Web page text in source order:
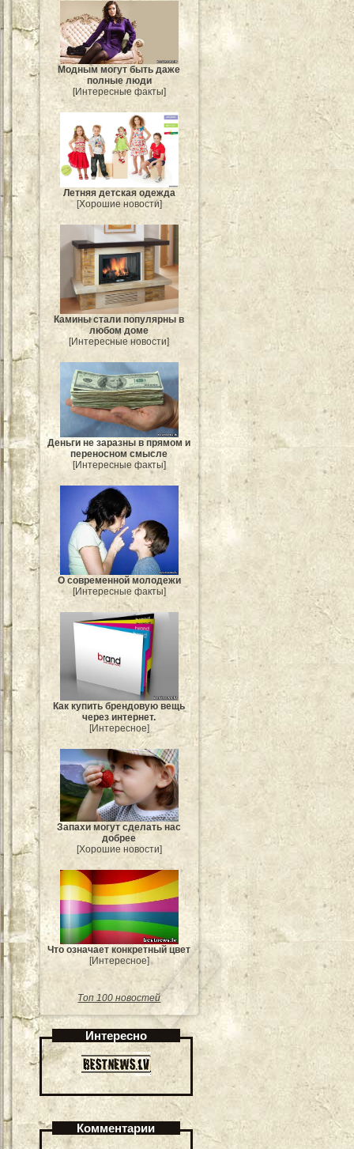
Модным могут быть даже
полные люди
[Интересные факты]
Летняя детская одежда
[Хорошие новости]
Камины стали популярны в
любом доме
[Интересные новости]
Деньги не заразны в прямом и
переносном смысле
[Интересные факты]
О современной молодежи
[Интересные факты]
Как купить брендовую вещь
через интернет.
[Интересное]
Запахи могут сделать нас
добрее
[Хорошие новости]
Что означает конкретный цвет
[Интересное]
Топ 100 новостей
Интересно
Комментарии